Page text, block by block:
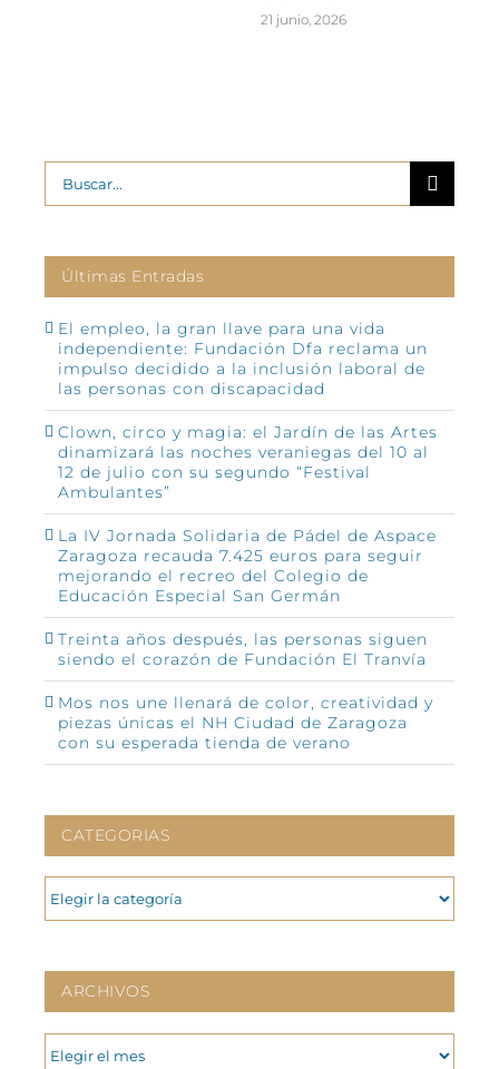
21 junio, 2026
Buscar:
Últimas Entradas
El empleo, la gran llave para una vida
independiente: Fundación Dfa reclama un
impulso decidido a la inclusión laboral de
las personas con discapacidad
Clown, circo y magia: el Jardín de las Artes
dinamizará las noches veraniegas del 10 al
12 de julio con su segundo “Festival
Ambulantes”
La IV Jornada Solidaria de Pádel de Aspace
Zaragoza recauda 7.425 euros para seguir
mejorando el recreo del Colegio de
Educación Especial San Germán
Treinta años después, las personas siguen
siendo el corazón de Fundación El Tranvía
Mos nos une llenará de color, creatividad y
piezas únicas el NH Ciudad de Zaragoza
con su esperada tienda de verano
CATEGORIAS
CATEGORIAS
ARCHIVOS
ARCHIVOS